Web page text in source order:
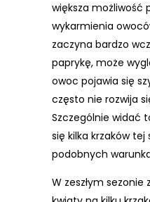
większa możliwość
wykarmienia
zaczyna bardzo
paprykę, może
owoc pojawia się
często nie rozwija
Szczególnie widać
się kilka krzaków
podobnych
W zeszłym sezonie